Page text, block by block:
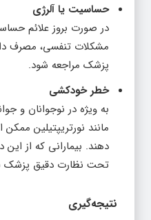
حساسیت یا آلرژی
در صورت بروز علائم
مشکلات تنفسی، مصرف
پزشک مراجعه شود.
خطر خودکشی
به ویژه در نوجوانان و
مانند نورتریپتیلین
دهند. بیمارانی که از این
تحت نظارت دقیق پزشک
نتیجه‌گیری